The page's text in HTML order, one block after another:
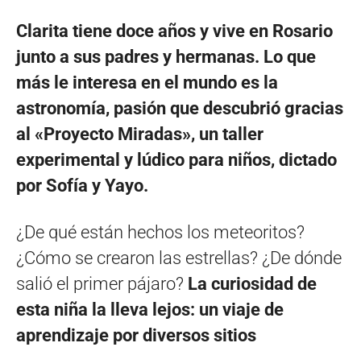
Clarita tiene doce años y vive en Rosario
junto a sus padres y hermanas. Lo que
más le interesa en el mundo es la
astronomía, pasión que descubrió gracias
al «Proyecto Miradas», un taller
experimental y lúdico para niños, dictado
por Sofía y Yayo.
¿De qué están hechos los meteoritos?
¿Cómo se crearon las estrellas? ¿De dónde
salió el primer pájaro? La curiosidad de
esta niña la lleva lejos: un viaje de
aprendizaje por diversos sitios